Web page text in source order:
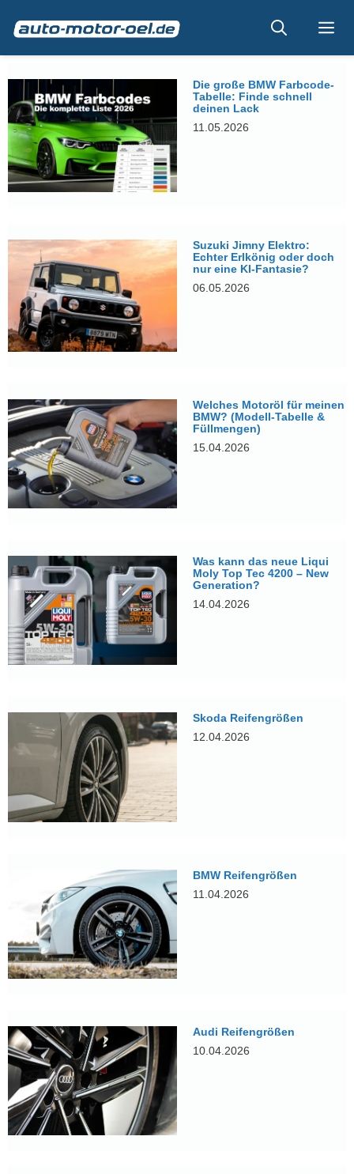
Inhalt
springen
Die große BMW Farbcode-
Tabelle: Finde schnell
deinen Lack
11.05.2026
Suzuki Jimny Elektro:
Echter Erlkönig oder doch
nur eine KI-Fantasie?
06.05.2026
Welches Motoröl für meinen
BMW? (Modell-Tabelle &
Füllmengen)
15.04.2026
Was kann das neue Liqui
Moly Top Tec 4200 – New
Generation?
14.04.2026
Skoda Reifengrößen
12.04.2026
BMW Reifengrößen
11.04.2026
Audi Reifengrößen
10.04.2026